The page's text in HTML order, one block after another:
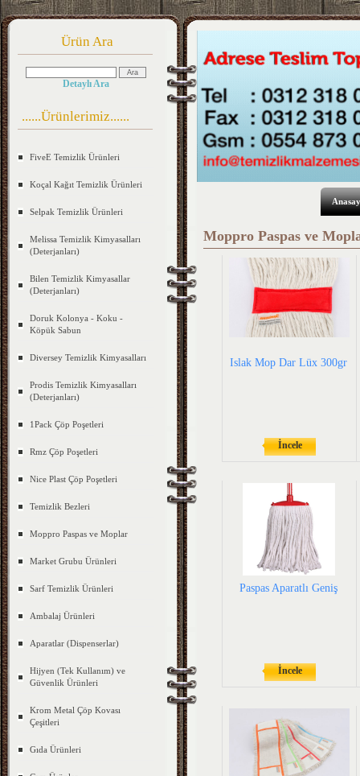
Ürün Ara
Detaylı Ara
......Ürünlerimiz......
FiveE Temizlik Ürünleri
Koçal Kağıt Temizlik Ürünleri
Selpak Temizlik Ürünleri
Melissa Temizlik Kimyasalları
(Deterjanları)
Bilen Temizlik Kimyasallar
(Deterjanları)
Doruk Kolonya - Koku -
Köpük Sabun
Diversey Temizlik Kimyasalları
Prodis Temizlik Kimyasalları
(Deterjanları)
1Pack Çöp Poşetleri
Rmz Çöp Poşetleri
Nice Plast Çöp Poşetleri
Temizlik Bezleri
Moppro Paspas ve Moplar
Market Grubu Ürünleri
Sarf Temizlik Ürünleri
Ambalaj Ürünleri
Aparatlar (Dispenserlar)
Hijyen (Tek Kullanım) ve
Güvenlik Ürünleri
Krom Metal Çöp Kovası
Çeşitleri
Gıda Ürünleri
Moppro Paspas ve
Islak Mop Dar Lüx 300gr
İncele
Paspas Aparatlı Geniş
İncele